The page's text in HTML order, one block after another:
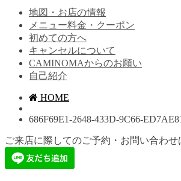
地図・お店の情報
メニュー料金・クーポン
初めての方へ
キャンセルについて
CAMINOMAからのお願い
自己紹介
HOME
686F69E1-2648-433D-9C66-
ご来店に際してのご予約・お問い合わ